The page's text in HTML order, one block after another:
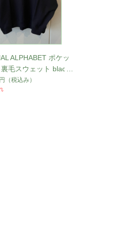
ALPHABET ポケッ
裏毛スウェット black
（税込み）